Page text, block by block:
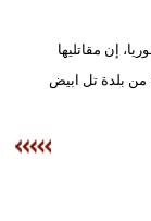
وتكنولوجيا
إن مقاتليها
من بلدة تل ابيض